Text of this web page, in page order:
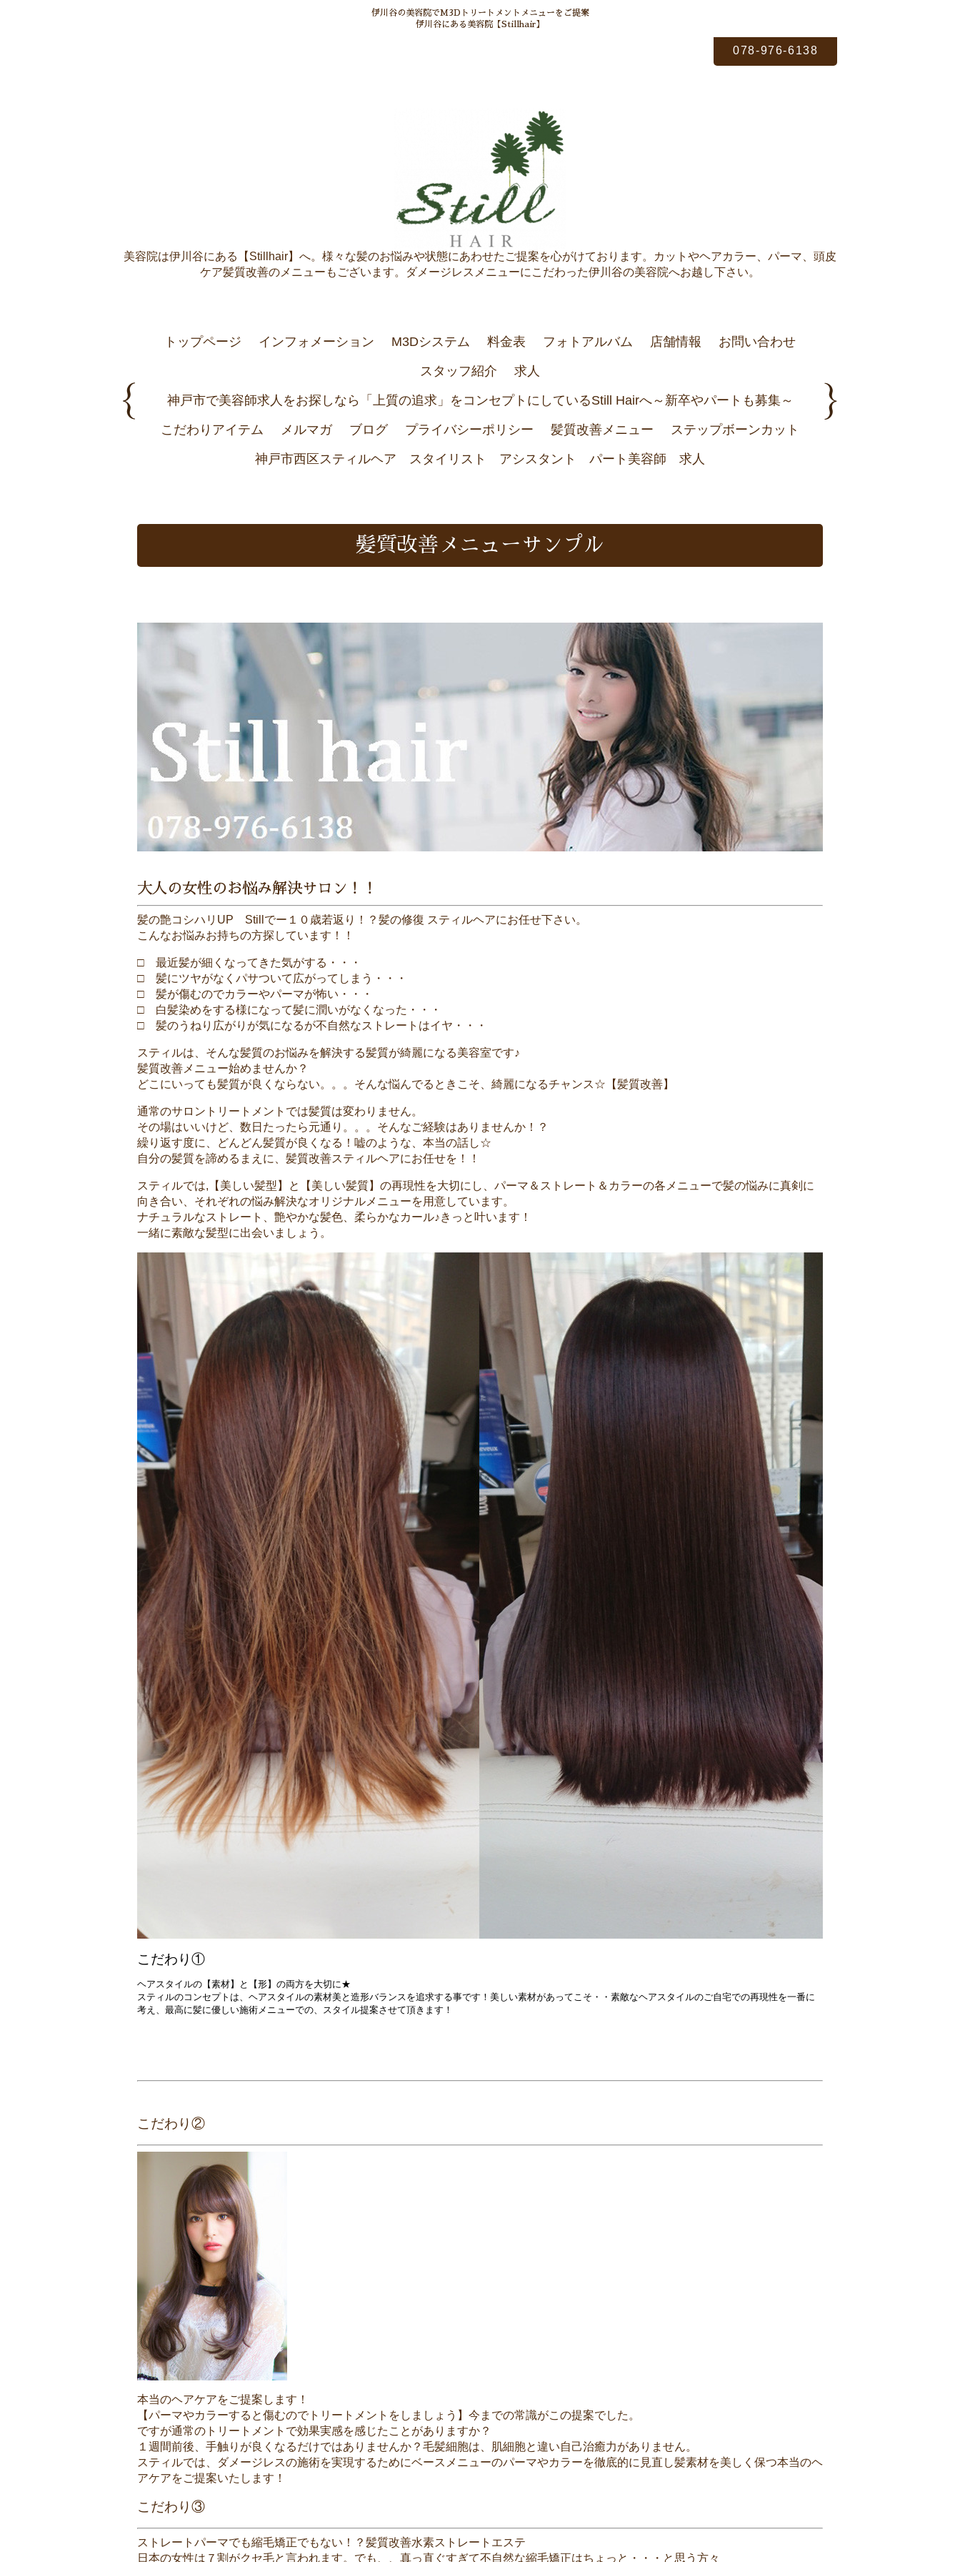
伊川谷の美容院でM3Dトリートメントメニューをご提案
伊川谷にある美容院【Stillhair】
美容院は伊川谷にある【Stillhair】へ。様々な髪のお悩みや状態にあわせたご提案を心がけております。カットやヘアカラー、パーマ、頭皮
ケア髪質改善のメニューもございます。ダメージレスメニューにこだわった伊川谷の美容院へお越し下さい。
078-976-6138
トップページ インフォメーション M3Dシステム 料金表 フォトアルバム 店舗情報 お問い合わせ
スタッフ紹介 求人
神戸市で美容師求人をお探しなら「上質の追求」をコンセプトにしているStill Hairへ～新卒やパートも募集～
こだわりアイテム メルマガ ブログ プライバシーポリシー 髪質改善メニュー ステップボーンカット
神戸市西区スティルヘア スタイリスト アシスタント パート美容師 求人
髪質改善メニューサンプル
大人の女性のお悩み解決サロン！！
髪の艶コシハリUP Stillでー１０歳若返り！？髪の修復 スティルヘアにお任せ下さい。
こんなお悩みお持ちの方探しています！！
□ 最近髪が細くなってきた気がする・・・
□ 髪にツヤがなくパサついて広がってしまう・・・
□ 髪が傷むのでカラーやパーマが怖い・・・
□ 白髪染めをする様になって髪に潤いがなくなった・・・
□ 髪のうねり広がりが気になるが不自然なストレートはイヤ・・・
スティルは、そんな髪質のお悩みを解決する髪質が綺麗になる美容室です♪
髪質改善メニュー始めませんか？
どこにいっても髪質が良くならない。。。そんな悩んでるときこそ、綺麗になるチャンス☆【髪質改善】
通常のサロントリートメントでは髪質は変わりません。
その場はいいけど、数日たったら元通り。。。そんなご経験はありませんか！？
繰り返す度に、どんどん髪質が良くなる！嘘のような、本当の話し☆
自分の髪質を諦めるまえに、髪質改善スティルヘアにお任せを！！
スティルでは,【美しい髪型】と【美しい髪質】の再現性を大切にし、パーマ＆ストレート＆カラーの各メニューで髪の悩みに真剣に
向き合い、それぞれの悩み解決なオリジナルメニューを用意しています。
ナチュラルなストレート、艶やかな髪色、柔らかなカール♪きっと叶います！
一緒に素敵な髪型に出会いましょう。
こだわり①
ヘアスタイルの【素材】と【形】の両方を大切に★
スティルのコンセプトは、ヘアスタイルの素材美と造形バランスを追求する事です！ 美しい素材があってこそ・・ 素敵なヘアスタイルのご自宅での再現性を一番に
考え、最高に髪に優しい施術メニューでの、
スタイル提案させて頂きます！
こだわり②
本当のヘアケアをご提案します！
【パーマやカラーすると傷むのでトリートメントをしましょう】今までの常識がこの提案でした。
ですが通常のトリートメントで効果実感を感じたことがありますか？
１週間前後、手触りが良くなるだけではありませんか？毛髪細胞は、肌細胞と違い自己治癒力がありません。
スティルでは、ダメージレスの施術を実現するためにベースメニューのパーマやカラーを徹底的に見直し髪素材を美しく保つ本当のヘ
アケアをご提案いたします！
こだわり③
ストレートパーマでも縮毛矯正でもない！？髪質改善水素ストレートエステ
日本の女性は７割がクセ毛と言われます。でも、、真っ直ぐすぎて不自然な縮毛矯正はちょっと・・・と思う方々